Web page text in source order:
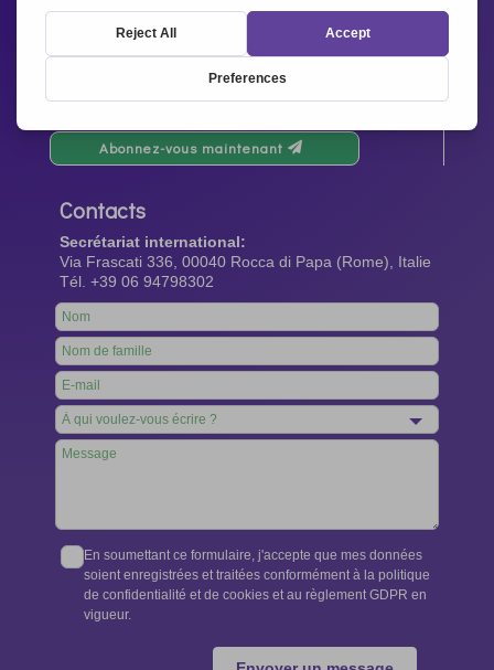
Newsletter
Abonnez-vous maintenant
Contacts
Secrétariat international:
Via Frascati 336, 00040 Rocca di Papa (Rome), Italie
Tél. +39 06 94798302
Leave
this
field
blank
En soumettant ce formulaire, j'accepte que mes données
soient enregistrées et traitées conformément à la politique
de confidentialité et de cookies et au règlement GDPR en
vigueur.